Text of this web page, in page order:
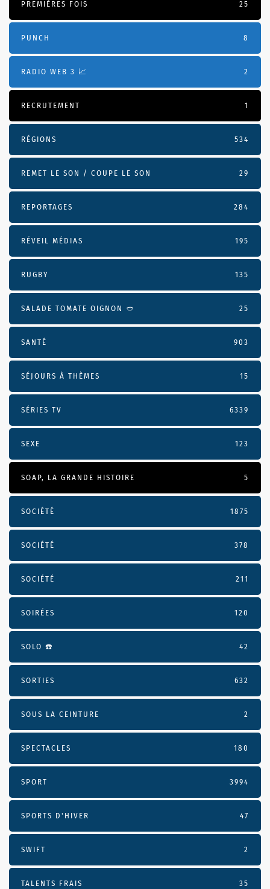
PREMIÈRES FOIS 25
PUNCH 8
RADIO WEB 3 📈 2
RECRUTEMENT 1
RÉGIONS 534
REMET LE SON / COUPE LE SON 29
REPORTAGES 284
RÉVEIL MÉDIAS 195
RUGBY 135
SALADE TOMATE OIGNON 🥙 25
SANTÉ 903
SÉJOURS À THÈMES 15
SÉRIES TV 6339
SEXE 123
SOAP, LA GRANDE HISTOIRE 5
SOCIÉTÉ 1875
SOCIÉTÉ 378
SOCIÉTÉ 211
SOIRÉES 120
SOLO ☎️ 42
SORTIES 632
SOUS LA CEINTURE 2
SPECTACLES 180
SPORT 3994
SPORTS D'HIVER 47
SWIFT 2
TALENTS FRAIS 35